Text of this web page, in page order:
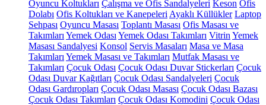
Oyuncu Koltukları Çalışma ve Ofis Sandalyeleri Keson Ofis
Dolabı Ofis Koltukları ve Kanepeleri Ayaklı Küllükler Laptop
Sehpası Oyuncu Masası Toplantı Masası Ofis Masası ve
Takımları Yemek Odası Yemek Odası Takımları Vitrin Yemek
Masası Sandalyesi Konsol Servis Masaları Masa ve Masa
Takımları Yemek Masası ve Takımları Mutfak Masası ve
Takımları Çocuk Odası Çocuk Odası Duvar Stickerları Çocuk
Odası Duvar Kağıtları Çocuk Odası Sandalyeleri Çocuk
Odası Gardıropları Çocuk Odası Masası Çocuk Odası Bazası
Çocuk Odası Takımları Çocuk Odası Komodini Çocuk Odası